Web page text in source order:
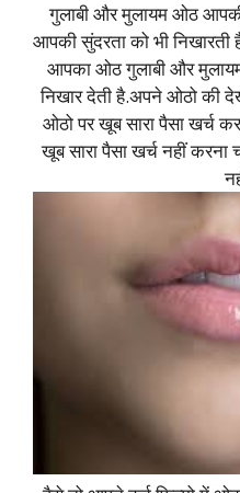
गुलाबी और मुलायम ओठ
आपकी सुंदरता को भी
आपका ओठ गुलाबी और
निखार देती है.अपने ओठो की
ओठो पर खूब सारा पैसा खर्च
खूब सारा पैसा खर्च नहीं